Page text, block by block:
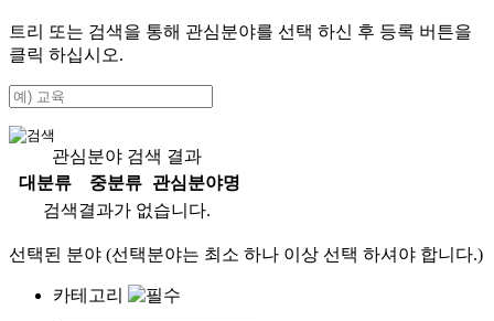
트리 또는 검색을 통해 관심분야를 선택 하신 후 등록 버튼을
클릭 하십시오.
관심분야 검색 결과
대분류
중분류
관심분야명
검색결과가 없습니다.
선택된 분야 (선택분야는 최소 하나 이상 선택 하셔야 합니다.)
카테고리